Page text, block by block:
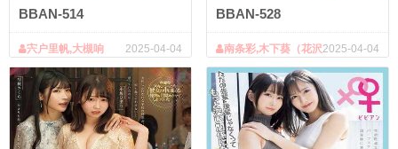
BBAN-514
2025-04-04
宍户里帆,大槻响
BBAN-528
2025-04-04
南条彩,木下葵（花沢
葵）